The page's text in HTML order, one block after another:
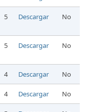
5 Descargar No
5 Descargar No
4 Descargar No
4 Descargar No